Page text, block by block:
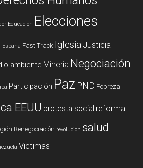
Educación Elecciones
España Fast Track Iglesia Justicia
ambiente Mineria Negociación
Participación Paz PND Pobreza
EEUU protesta social reforma
Renegociación revolucion salud
Victimas